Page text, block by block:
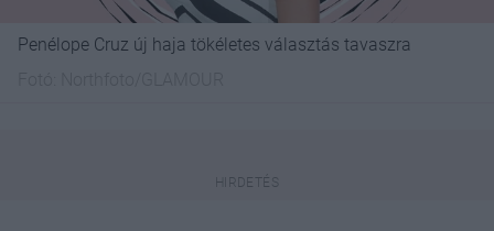
Penélope Cruz új haja tökéletes választás tavaszra